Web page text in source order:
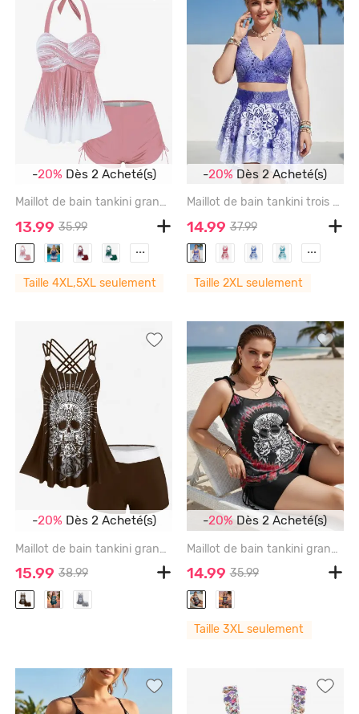
-20% Dès 2 Acheté(s)
Maillot de bain tankini grande taille, dos nu, taille empire, shorty couvrant, style dos nu et dos nageur. - LIGHT PINK - 5X
13.99 35.99
...
Taille 4XL,5XL seulement
-20% Dès 2 Acheté(s)
Maillot de bain tankini trois pièces grande taille à imprimé ethnique ombré, rembourré et à anneaux en O. - DEEP BLUE - 2X | US 18-20
14.99 37.99
...
Taille 2XL seulement
-20% Dès 2 Acheté(s)
Maillot de bain tankini grande taille à imprimé tête de mort et rose, avec anneaux et shorty croisé. - CARAMEL COLOR - 4X | US 26-28
15.99 38.99
-20%Dès 2 Acheté(s)
Maillot de bain tankini grande taille à imprimé tie-dye tête de mort et rose, shorty froncé et taille haute. - RED WINE - 3X | US 22-24
14.99 35.99
Taille 3XL seulement